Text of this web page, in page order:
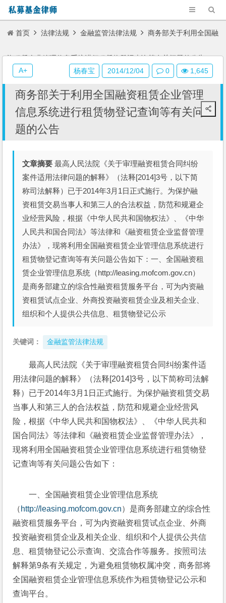
首页 法律法规 金融监管法律法规 商务部关于利用全国融
资租赁企业管理信息系统进行租赁物登记查询等有关问题的公告
商务部关于利用全国融资租赁企业管理
信息系统进行租赁物登记查询等有关问
题的公告
文章摘要 最高人民法院《关于审理融资租赁合同纠纷
案件适用法律问题的解释》（法释[2014]3号，以下简
称司法解释）已于2014年3月1日正式施行。为保护融
资租赁交易当事人和第三人的合法权益，防范和规避企
业经营风险，根据《中华人民共和国物权法》、《中华
人民共和国合同法》等法律和《融资租赁企业监督管理
办法》，现将利用全国融资租赁企业管理信息系统进行
租赁物登记查询等有关问题公告如下：一、全国融资租
赁企业管理信息系统（http://leasing.mofcom.gov.cn）
是商务部建立的综合性融资租赁服务平台，可为内资融
资租赁试点企业、外商投资融资租赁企业及相关企业、
组织和个人提供公共信息、租赁物登记公示
关键词： 金融监管法律法规
最高人民法院《关于审理融资租赁合同纠纷案件适
用法律问题的解释》（法释[2014]3号，以下简称司法解
释）已于2014年3月1日正式施行。为保护融资租赁交易
当事人和第三人的合法权益，防范和规避企业经营风
险，根据《中华人民共和国物权法》、《中华人民共和
国合同法》等法律和《融资租赁企业监督管理办法》，
现将利用全国融资租赁企业管理信息系统进行租赁物登
记查询等有关问题公告如下：
一、全国融资租赁企业管理信息系统
（ http://leasing.mofcom.gov.cn）是商务部建立的综合性
融资租赁服务平台，可为内资融资租赁试点企业、外商
投资融资租赁企业及相关企业、组织和个人提供公共信
息、租赁物登记公示查询、交流合作等服务。按照司法
解释第9条有关规定，为避免租赁物权属冲突，商务部将
全国融资租赁企业管理信息系统作为租赁物登记公示和
查询平台。
杨春宝 2014/12/04 0 1,645
A+